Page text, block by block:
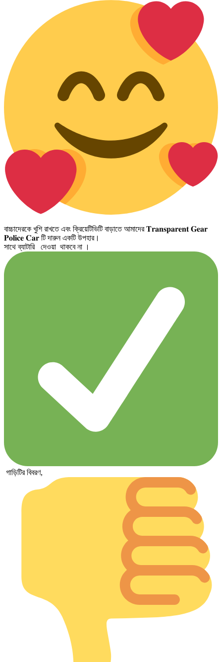
বাচ্চাদেরকে খুশি রাখতে এবং ক্রিয়েটিভিটি বাড়াতে আমাদের 𝐓𝐫𝐚𝐧𝐬𝐩𝐚𝐫𝐞𝐧𝐭 𝐆𝐞𝐚𝐫
𝐏𝐨𝐥𝐢𝐜𝐞 𝐂𝐚𝐫 টি দারুন একটি উপহার।
সাথে ব্যাটারি দেওয়া থাকবে না ।
গাড়িটির বিবরণ,